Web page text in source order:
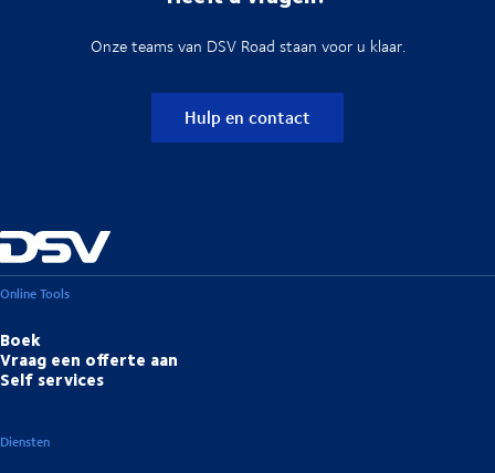
Onze teams van DSV Road staan voor u klaar.
Hulp en contact
Online Tools
Boek
Vraag een offerte aan
Self services
Diensten